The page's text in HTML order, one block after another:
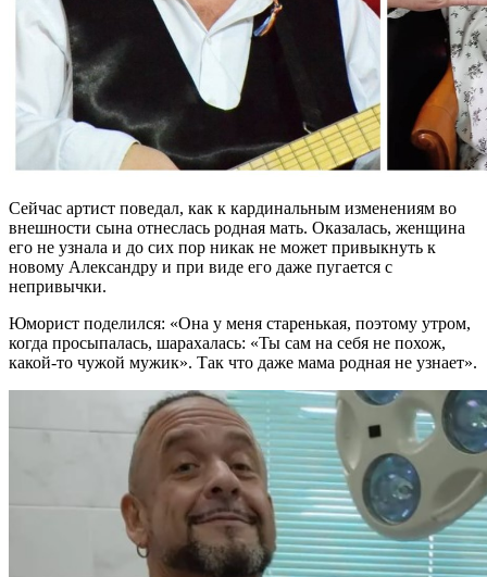
Сейчас артист поведал, как к кардинальным изменениям во
внешности сына отнеслась родная мать. Оказалась, женщина
его не узнала и до сих пор никак не может привыкнуть к
новому Александру и при виде его даже пугается с
непривычки.
Юморист поделился: «Она у меня старенькая, поэтому утром,
когда просыпалась, шарахалась: «Ты сам на себя не похож,
какой-то чужой мужик». Так что даже мама родная не узнает».